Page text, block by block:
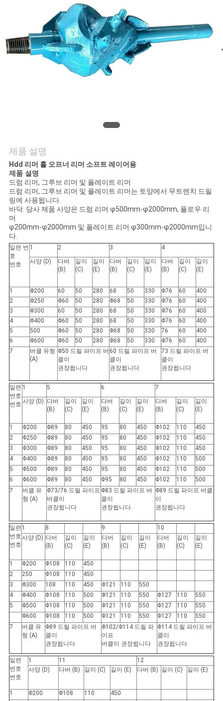
질
희
와
연
락
뉴
스
사
건
사
트
맵
PRIVACY
POLICY
제품 설명
Hdd 리머 홀 오프너 리머 소프트 레이어용
제품 설명
드럼 리머, 그루브 리머 및 플레이트 리머
드럼 리머, 그루브 리머 및 플레이트 리머는 토양에서 무트렌치 드릴
링에 사용됩니다.
바닥. 당사 제품 사양은 드럼 리머 φ500mm-φ2000mm, 플로우 리
머
φ200mm-φ2000mm 및 플레이트 리머 φ300mm-φ2000mm입니
다.
일련 번
호
번호
1 2 3
4
사양 (D)
다버
(B)
길이
(C)
길이
(E)
다버
(B)
길이
(C)
길이
(E)
다버
(B)
길이
(C)
길이
(E)
1 Φ200 60 50 280 68 50 330 Φ76 60
400
2
Φ250 Φ60 50 280 Φ68 50 330 Φ76 60
400
3
Φ300 60 50 280 68 50 330 Φ76 60
400
4
Φ400 Φ60 50 280 68 50 330 Φ76 60
400
5
500 Φ60 50 280 Φ68 50 330 76 60
400
6
Φ600 Φ60 50 280 Φ68 50 330 Φ76 60
400
7
버클 유형
(A)
Φ50 드릴 파이프 버
클이
권장됩니다
60 드릴 파이프 버
클이
권장됩니다
73 드릴 파이프 버
클이
권장됩니다
일련
번호
번호
1 5 6
7
사양 (D) 다버
(B)
길이
(C)
길이
(E)
다버
(B)
길이
(C)
길이
(E)
다버
(B)
길이
(C)
길이
(E)
1 Φ200 Φ89 80 450 95 80 450 Φ102 110
450
2
Φ250 Φ89 80 450 95 80 450 Φ102 110
450
3
Φ300 Φ89 80 450 95 80 450 Φ102 110
450
4
Φ400 Φ89 80 450 95 80 450 Φ102 110
500
5
Φ500 Φ89 80 450 95 80 450 Φ102 110
500
6
Φ600 Φ89 80 450 Φ95 80 450 Φ102 110
500
7
버클 유
형 (A)
Φ73/76 드릴 파이프
버클이
권장됩니다
Φ83 드릴 파이프 버
클이
권장됩니다
Φ89 드릴 파이프 버클
이
권장됩니다
일련
번호
번호
1 8 9
10
사양 (D) 다버
(B)
길이
(C)
길이
(E)
다버
(B)
길이
(C)
길이
(E)
다버
(B)
길이
(C)
길이
(E)
1 Φ200 Φ108 110
450
2
250 Φ108 110
450
3
Φ300 108 110 450 Φ121 110
550
4
Φ400 Φ108 110 500 Φ121 110 550 Φ127 110
550
5
Φ500 Φ108 110 500 Φ121 110 550 Φ127 110
550
Φ600
Φ108 110 500 Φ121 110 550 Φ127 110
550
7
버클 유
형 (A)
Φ89 드릴 파이프 버
클이
권장됩니다
Φ102/Φ114 드릴 파
이프
버클이 권장됩니다
Φ114 드릴 파이프 버
클이
권장됩니다
일련
번호
번호
1 11
12
사양 (D)
다버 (B) 길이 (C) 길이 (E) 다버 (B) 길이 (C) 길이 (E)
1 Φ200 Φ108 110
450